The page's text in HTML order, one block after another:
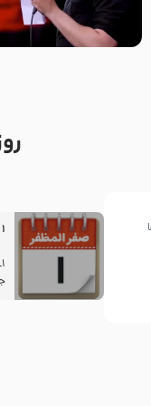
تک ، عبّاس، صاحب
حاج حنیف طاهری –
1 صفر المظفر